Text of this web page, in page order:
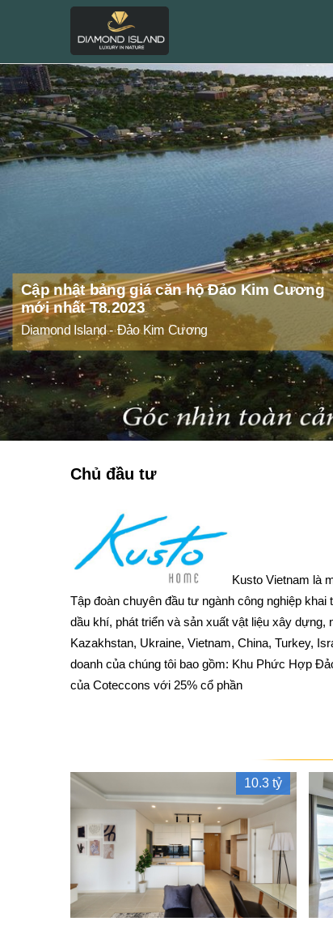
Chủ đầu tư
Kusto Vietnam là
Tập đoàn chuyên đầu tư ngành công nghiệp
dầu khí, phát triển và sản xuất vật liệu xây dựng,
Kazakhstan, Ukraine, Vietnam, China, Turkey,
doanh của chúng tôi bao gồm: Khu Phức Hợp
của Coteccons với 25% cổ phần
10.3 tỷ